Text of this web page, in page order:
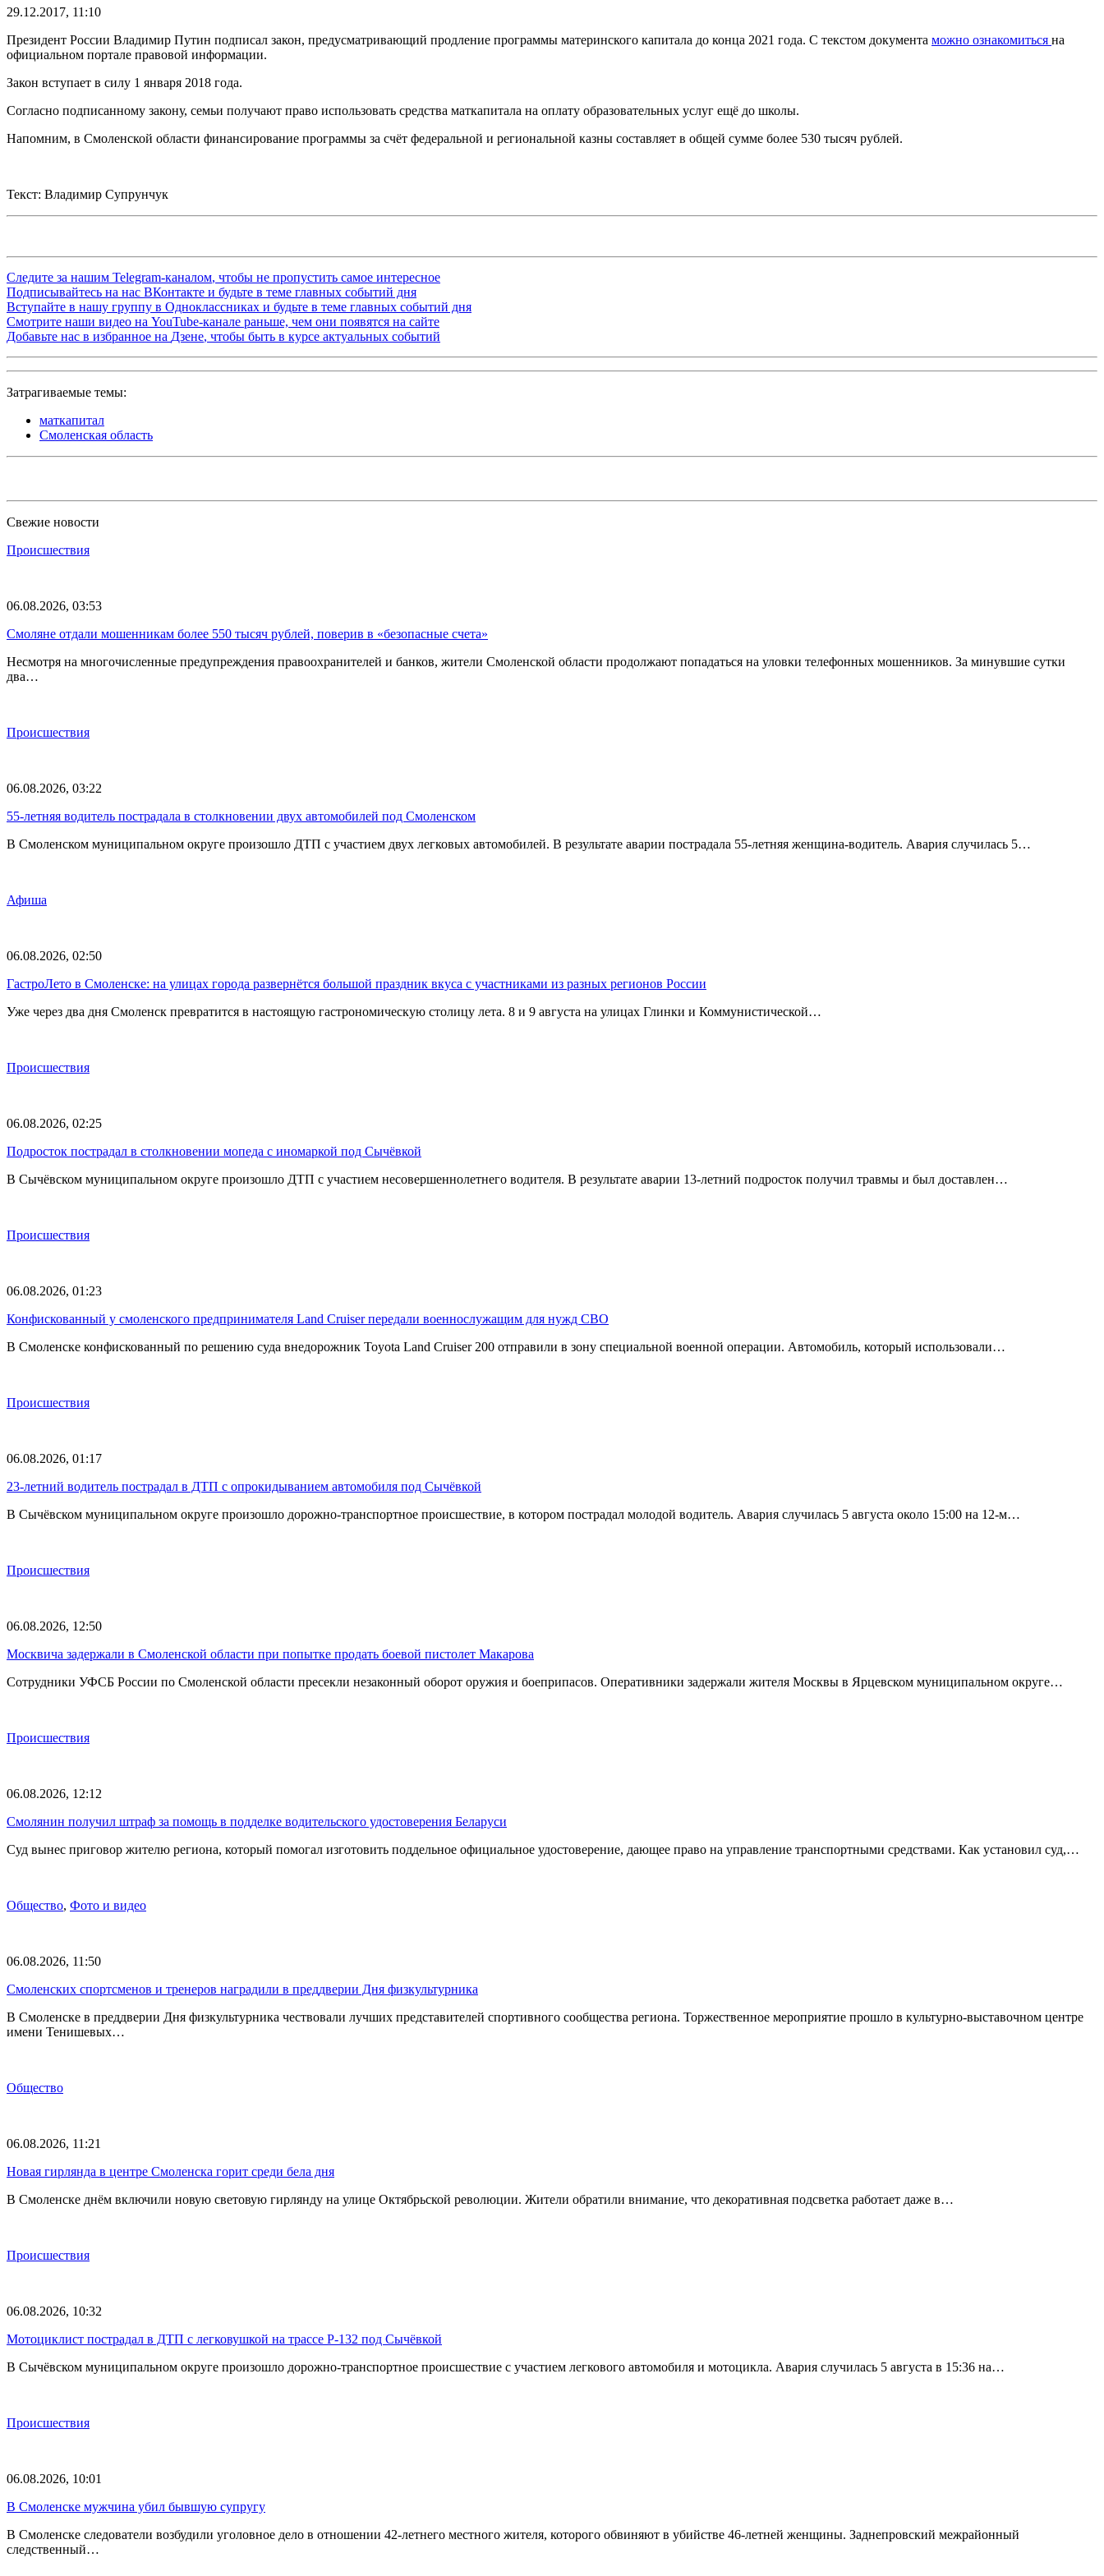
29.12.2017, 11:10
Президент России Владимир Путин подписал закон, предусматривающий продление программы материнского капитала до конца 2021 года. С текстом документа можно ознакомиться на
официальном портале правовой информации.
Закон вступает в силу 1 января 2018 года.
Согласно подписанному закону, семьи получают право использовать средства маткапитала на оплату образовательных услуг ещё до школы.
Напомним, в Смоленской области финансирование программы за счёт федеральной и региональной казны составляет в общей сумме более 530 тысяч рублей.
Текст: Владимир Супрунчук
Следите за нашим Telegram-каналом, чтобы не пропустить самое интересное
Подписывайтесь на нас ВКонтакте и будьте в теме главных событий дня
Вступайте в нашу группу в Одноклассниках и будьте в теме главных событий дня
Смотрите наши видео на YouTube-канале раньше, чем они появятся на сайте
Добавьте нас в избранное на Дзене, чтобы быть в курсе актуальных событий
Затрагиваемые темы:
маткапитал
Смоленская область
Свежие новости
Происшествия
06.08.2026, 03:53
Смоляне отдали мошенникам более 550 тысяч рублей, поверив в «безопасные счета»
Несмотря на многочисленные предупреждения правоохранителей и банков, жители Смоленской области продолжают попадаться на уловки телефонных мошенников. За минувшие сутки
два…
Происшествия
06.08.2026, 03:22
55-летняя водитель пострадала в столкновении двух автомобилей под Смоленском
В Смоленском муниципальном округе произошло ДТП с участием двух легковых автомобилей. В результате аварии пострадала 55-летняя женщина-водитель. Авария случилась 5…
Афиша
06.08.2026, 02:50
ГастроЛето в Смоленске: на улицах города развернётся большой праздник вкуса с участниками из разных регионов России
Уже через два дня Смоленск превратится в настоящую гастрономическую столицу лета. 8 и 9 августа на улицах Глинки и Коммунистической…
Происшествия
06.08.2026, 02:25
Подросток пострадал в столкновении мопеда с иномаркой под Сычёвкой
В Сычёвском муниципальном округе произошло ДТП с участием несовершеннолетнего водителя. В результате аварии 13-летний подросток получил травмы и был доставлен…
Происшествия
06.08.2026, 01:23
Конфискованный у смоленского предпринимателя Land Cruiser передали военнослужащим для нужд СВО
В Смоленске конфискованный по решению суда внедорожник Toyota Land Cruiser 200 отправили в зону специальной военной операции. Автомобиль, который использовали…
Происшествия
06.08.2026, 01:17
23-летний водитель пострадал в ДТП с опрокидыванием автомобиля под Сычёвкой
В Сычёвском муниципальном округе произошло дорожно-транспортное происшествие, в котором пострадал молодой водитель. Авария случилась 5 августа около 15:00 на 12-м…
Происшествия
06.08.2026, 12:50
Москвича задержали в Смоленской области при попытке продать боевой пистолет Макарова
Сотрудники УФСБ России по Смоленской области пресекли незаконный оборот оружия и боеприпасов. Оперативники задержали жителя Москвы в Ярцевском муниципальном округе…
Происшествия
06.08.2026, 12:12
Смолянин получил штраф за помощь в подделке водительского удостоверения Беларуси
Суд вынес приговор жителю региона, который помогал изготовить поддельное официальное удостоверение, дающее право на управление транспортными средствами. Как установил суд,…
Общество, Фото и видео
06.08.2026, 11:50
Смоленских спортсменов и тренеров наградили в преддверии Дня физкультурника
В Смоленске в преддверии Дня физкультурника чествовали лучших представителей спортивного сообщества региона. Торжественное мероприятие прошло в культурно-выставочном центре
имени Тенишевых…
Общество
06.08.2026, 11:21
Новая гирлянда в центре Смоленска горит среди бела дня
В Смоленске днём включили новую световую гирлянду на улице Октябрьской революции. Жители обратили внимание, что декоративная подсветка работает даже в…
Происшествия
06.08.2026, 10:32
Мотоциклист пострадал в ДТП с легковушкой на трассе Р-132 под Сычёвкой
В Сычёвском муниципальном округе произошло дорожно-транспортное происшествие с участием легкового автомобиля и мотоцикла. Авария случилась 5 августа в 15:36 на…
Происшествия
06.08.2026, 10:01
В Смоленске мужчина убил бывшую супругу
В Смоленске следователи возбудили уголовное дело в отношении 42-летнего местного жителя, которого обвиняют в убийстве 46-летней женщины. Заднепровский межрайонный
следственный…